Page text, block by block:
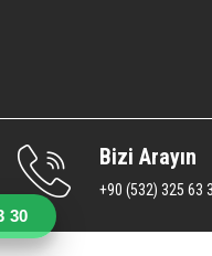
Bizi Arayın
+90 (532) 325 63
30